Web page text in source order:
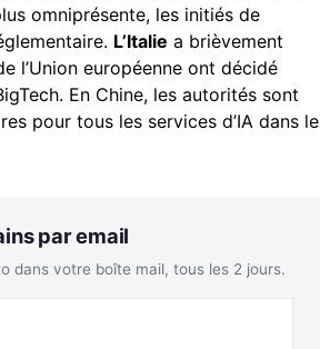
omniprésente, les initiés de
L’Italie a brièvement
l’Union européenne ont décidé
En Chine, les autorités sont
pour tous les services d’IA dans le
par email
dans votre boîte mail, tous les 2 jours.